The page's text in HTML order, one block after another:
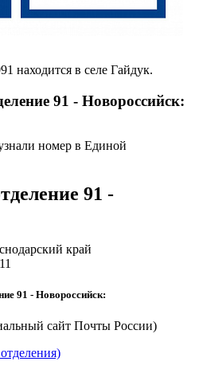
находится в селе Гайдук.
91 - Новороссийск:
номер в Единой
91 -
край
91 - Новороссийск:
сайт Почты России)